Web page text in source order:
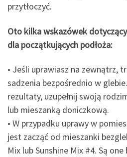
przytłoczyć.
Oto kilka wskazówek
dla początkujących podłoża:
• Jeśli uprawiasz na zewnątrz,
sadzenia bezpośrednio w
rezultaty, uzupełnij swoją
lub mieszanką doniczkową.
• W przypadku uprawy w
jest zacząć od mieszanki
Mix lub Sunshine Mix #4. Są